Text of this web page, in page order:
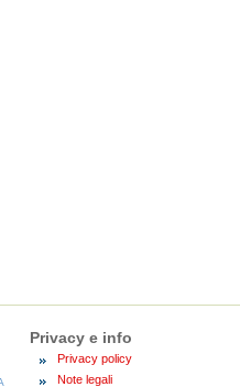
Privacy e info
Privacy policy
Note legali